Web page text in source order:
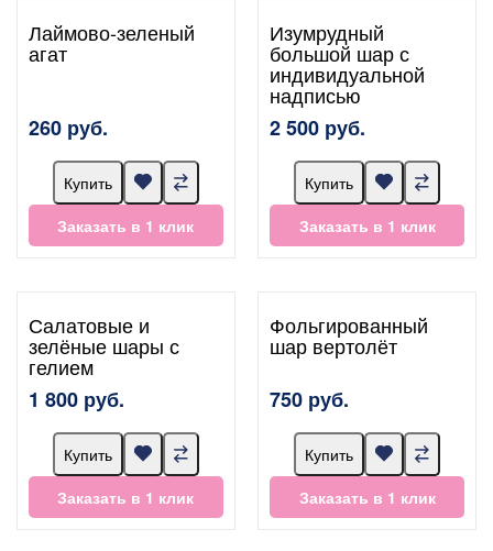
Лаймово-зеленый
агат
260 руб.
Купить
Заказать в 1 клик
Изумрудный
большой шар с
индивидуальной
надписью
2 500 руб.
Купить
Заказать в 1 клик
Салатовые и
зелёные шары с
гелием
1 800 руб.
Купить
Заказать в 1 клик
Фольгированный
шар вертолёт
750 руб.
Купить
Заказать в 1 клик